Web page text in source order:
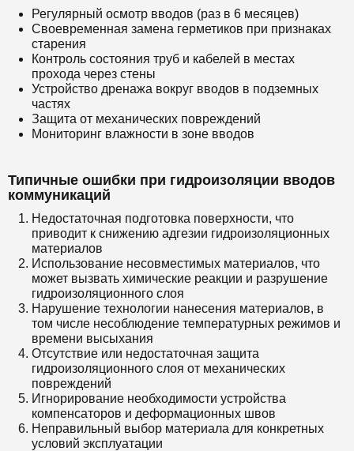
Регулярный осмотр вводов (раз в 6 месяцев)
Своевременная замена герметиков при признаках
старения
Контроль состояния труб и кабелей в местах
прохода через стены
Устройство дренажа вокруг вводов в подземных
частях
Защита от механических повреждений
Мониторинг влажности в зоне вводов
Типичные ошибки при гидроизоляции вводов
коммуникаций
Недостаточная подготовка поверхности, что
приводит к снижению адгезии гидроизоляционных
материалов
Использование несовместимых материалов, что
может вызвать химические реакции и разрушение
гидроизоляционного слоя
Нарушение технологии нанесения материалов, в
том числе несоблюдение температурных режимов и
времени высыхания
Отсутствие или недостаточная защита
гидроизоляционного слоя от механических
повреждений
Игнорирование необходимости устройства
компенсаторов и деформационных швов
Неправильный выбор материала для конкретных
условий эксплуатации